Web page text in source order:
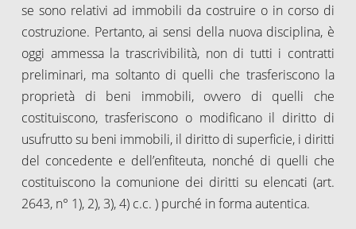
se sono relativi ad immobili da costruire o in corso di
costruzione. Pertanto, ai sensi della nuova disciplina, è
oggi ammessa la trascrivibilità, non di tutti i contratti
preliminari, ma soltanto di quelli che trasferiscono la
proprietà di beni immobili, ovvero di quelli che
costituiscono, trasferiscono o modificano il diritto di
usufrutto su beni immobili, il diritto di superficie, i diritti
del concedente e dell’enfiteuta, nonché di quelli che
costituiscono la comunione dei diritti su elencati (art.
2643, n° 1), 2), 3), 4) c.c. ) purché in forma autentica.